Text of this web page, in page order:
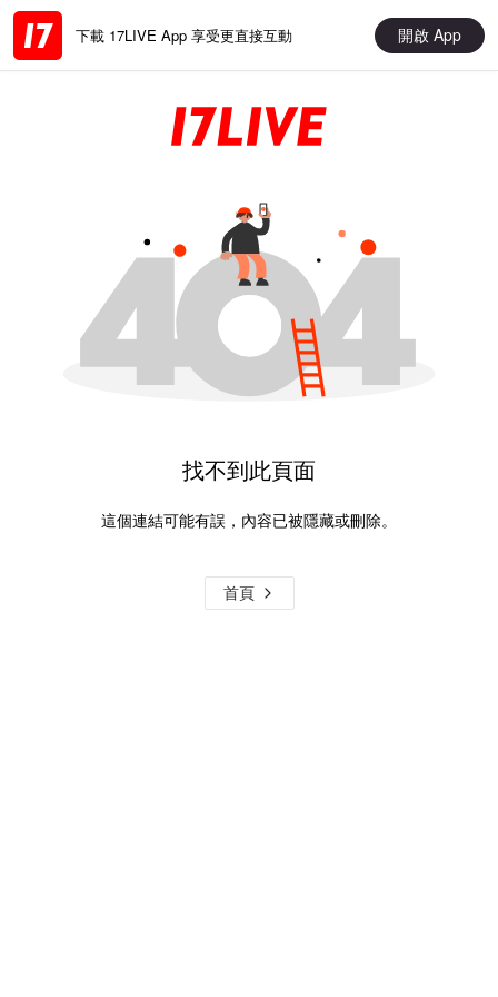
下載 17LIVE App 享受更直接互動 開啟 App
找不到此頁面
這個連結可能有誤，內容已被隱藏或刪除。
首頁